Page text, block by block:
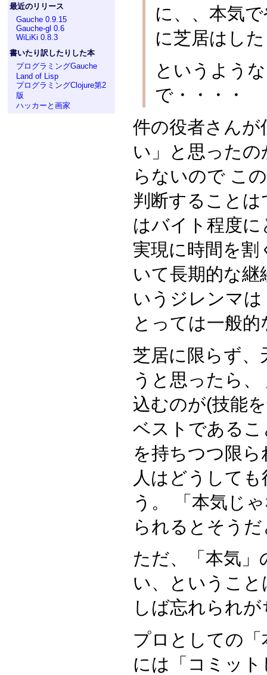
最近のリリース
Gauche 0.9.15
Gauche-gl 0.6
WiLiKi 0.8.3
書いたり訳したりした本
プログラミングGauche
Land of Lisp
プログラミングClojure第2
版
ハッカーと画家
に、、本気
に芝居はし
というよう
で・・・・
件の役者さんが
い」と思った
らないので こ
判断すること
はバイト程度
実現に時間を割
いて長期的な
いうジレンマ
とっては一般
芝居に限らず、
うと思ったら
込むのが(技能
ベストである
を持ちつつ限
人はどうして
う。 「本気じ
られるとそう
ただ、「本気
い、というこ
しば忘れられ
プロとしての
には「コミッ